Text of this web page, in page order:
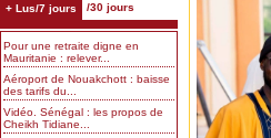
+ Lus/7 jours /30 jours
Pour une retraite digne en
Mauritanie : relever...
Aéroport de Nouakchott : baisse
des tarifs du...
Vidéo. Sénégal : les propos de
Cheikh Tidiane...